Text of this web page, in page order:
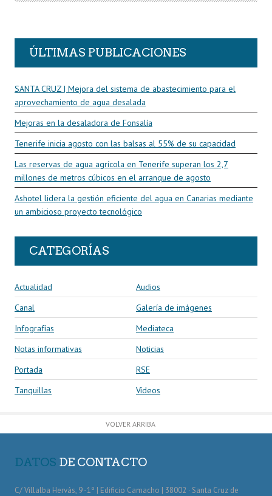
O
ÚLTIMAS PUBLICACIONES
SANTA CRUZ | Mejora del sistema de abastecimiento para el
aprovechamiento de agua desalada
Mejoras en la desaladora de Fonsalía
Tenerife inicia agosto con las balsas al 55% de su capacidad
Las reservas de agua agrícola en Tenerife superan los 2,7
millones de metros cúbicos en el arranque de agosto
Ashotel lidera la gestión eficiente del agua en Canarias mediante
un ambicioso proyecto tecnológico
CATEGORÍAS
Actualidad
Audios
Canal
Galería de imágenes
Infografías
Mediateca
Notas informativas
Noticias
Portada
RSE
Tanquillas
Vídeos
VOLVER ARRIBA
DATOS DE CONTACTO
C/ Villalba Hervás, 9 -1º | Edificio Camacho | 38002 · Santa Cruz de